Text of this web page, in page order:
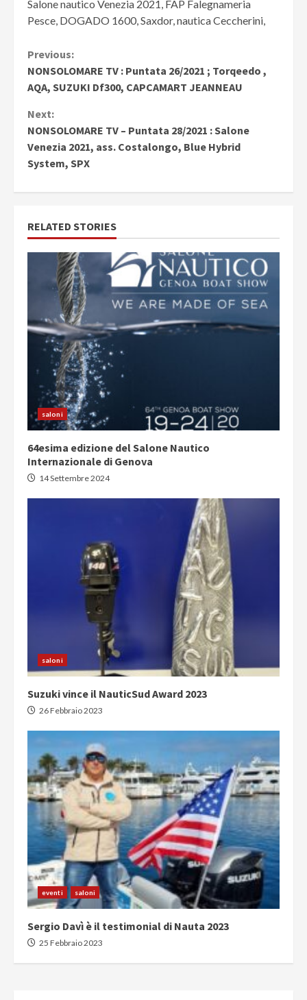
Salone nautico Venezia 2021, FAP Falegnameria
Pesce, DOGADO 1600, Saxdor, nautica Ceccherini,
Continue
Reading
Previous:
NONSOLOMARE TV : Puntata 26/2021 ; Torqeedo ,
AQA, SUZUKI Df300, CAPCAMART JEANNEAU
Next:
NONSOLOMARE TV – Puntata 28/2021 : Salone
Venezia 2021, ass. Costalongo, Blue Hybrid
System, SPX
RELATED STORIES
saloni
64esima edizione del Salone Nautico
Internazionale di Genova
14 Settembre 2024
saloni
Suzuki vince il NauticSud Award 2023
26 Febbraio 2023
eventi saloni
Sergio Davì è il testimonial di Nauta 2023
25 Febbraio 2023